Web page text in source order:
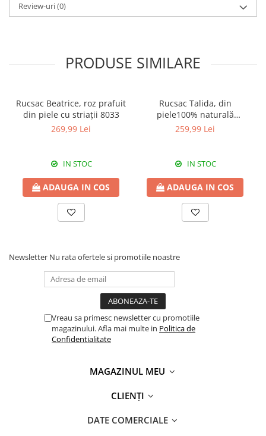
Review-uri(0)
PRODUSE SIMILARE
Rucsac Beatrice, roz prafuit
din piele cu striații 8033
269,99 Lei
IN STOC
ADAUGA IN COS
Rucsac Talida, din
piele100% naturală
magenta, 8111
259,99 Lei
IN STOC
ADAUGA IN COS
Newsletter Nu rata ofertele si promotiile noastre
Vreau sa primesc newsletter cu promotiile
magazinului. Afla mai multe in Politica de
Confidentialitate
MAGAZINUL MEU
CLIENȚI
DATE COMERCIALE